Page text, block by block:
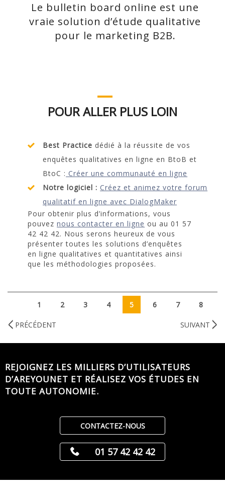
Le bulletin board online est une
vraie solution d’étude qualitative
pour le marketing B2B.
POUR ALLER PLUS LOIN
Best Practice dédié à la réussite de vos
enquêtes qualitatives en ligne en BtoB et
BtoC : Créer une communauté en ligne
Notre logiciel : Créez et animez votre forum
qualitatif en ligne avec DialogMaker
Pour obtenir plus d’informations, vous
pouveznous contacter en ligne ou au 01 57
42 42 42. Nous serons heureux de vous
présenter toutes les solutions d’enquêtes
en ligne qualitatives et quantitatives ainsi
que les méthodologies proposées.
PRÉCÉDENT
1 2 3 4 5 6 7 8
SUIVANT
REJOIGNEZ LES MILLIERS D’UTILISATEURS
D’AREYOUNET ET RÉALISEZ VOS ÉTUDES EN
TOUTE AUTONOMIE.
CONTACTEZ-NOUS
01 57 42 42 42